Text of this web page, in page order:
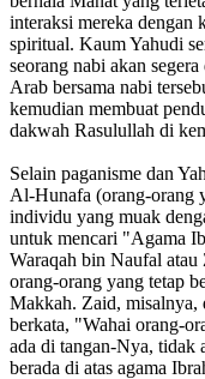
interaksi mereka dengan
spiritual. Kaum Yahudi
seorang nabi akan
Arab bersama nabi
kemudian membuat
dakwah Rasulullah di
Selain paganisme dan
Al-Hunafa (orang-orang
individu yang muak
untuk mencari "Agama
Waraqah bin Naufal
orang-orang yang tetap
Makkah. Zaid, misalnya,
berkata, "Wahai orang-
ada di tangan-Nya, tidak
berada di atas agama